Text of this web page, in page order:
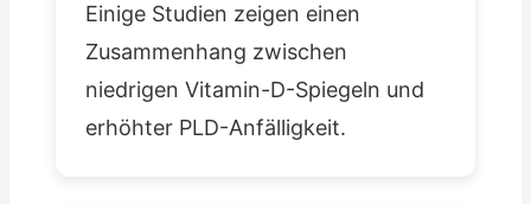
Einige Studien zeigen einen
Zusammenhang zwischen
niedrigen Vitamin-D-Spiegeln und
erhöhter PLD-Anfälligkeit.